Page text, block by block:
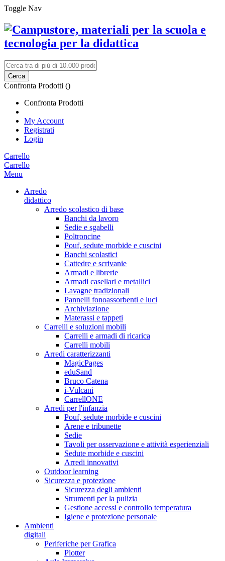
Toggle Nav
Cerca
Confronta Prodotti ()
Confronta Prodotti
My Account
Registrati
Login
Carrello
Carrello
Menu
Arredo
didattico
Arredo scolastico di base
Banchi da lavoro
Sedie e sgabelli
Poltroncine
Pouf, sedute morbide e cuscini
Banchi scolastici
Cattedre e scrivanie
Armadi e librerie
Armadi casellari e metallici
Lavagne tradizionali
Pannelli fonoassorbenti e luci
Archiviazione
Materassi e tappeti
Carrelli e soluzioni mobili
Carrelli e armadi di ricarica
Carrelli mobili
Arredi caratterizzanti
MagicPages
eduSand
Bruco Catena
i-Vulcani
CarrellONE
Arredi per l'infanzia
Pouf, sedute morbide e cuscini
Arene e tribunette
Sedie
Tavoli per osservazione e attività esperienziali
Sedute morbide e cuscini
Arredi innovativi
Outdoor learning
Sicurezza e protezione
Sicurezza degli ambienti
Strumenti per la pulizia
Gestione accessi e controllo temperatura
Igiene e protezione personale
Ambienti
digitali
Periferiche per Grafica
Plotter